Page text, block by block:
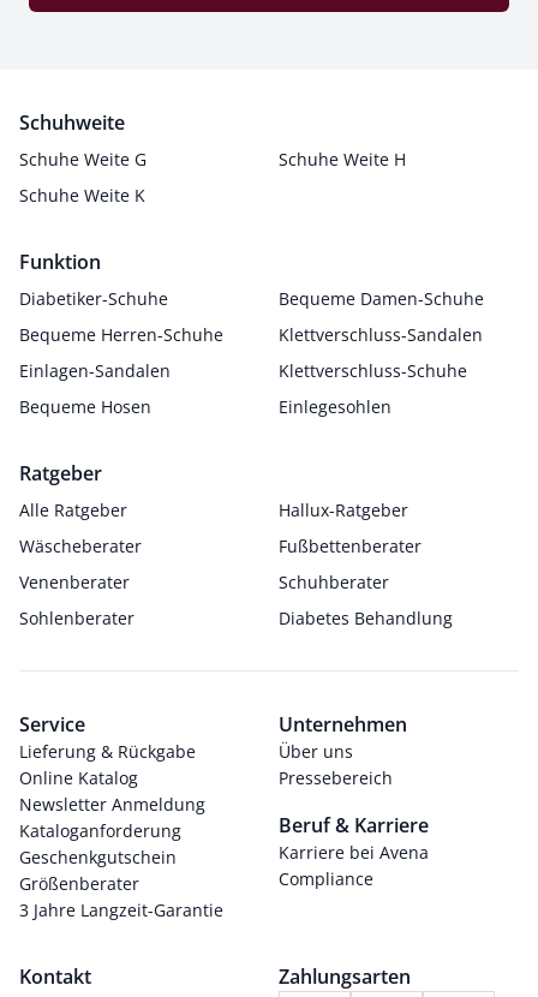
Schuhweite
Schuhe Weite G
Schuhe Weite H
Schuhe Weite K
Funktion
Diabetiker-Schuhe
Bequeme Damen-Schuhe
Bequeme Herren-Schuhe
Klettverschluss-Sandalen
Einlagen-Sandalen
Klettverschluss-Schuhe
Bequeme Hosen
Einlegesohlen
Ratgeber
Alle Ratgeber
Hallux-Ratgeber
Wäscheberater
Fußbettenberater
Venenberater
Schuhberater
Sohlenberater
Diabetes Behandlung
Service
Lieferung & Rückgabe
Online Katalog
Newsletter Anmeldung
Kataloganforderung
Geschenkgutschein
Größenberater
3 Jahre Langzeit-Garantie
Unternehmen
Über uns
Pressebereich
Beruf & Karriere
Karriere bei Avena
Compliance
Kontakt Zahlungsarten